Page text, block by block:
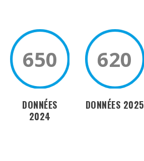
650
DONNÉES
2024
620
DONNÉES 2025